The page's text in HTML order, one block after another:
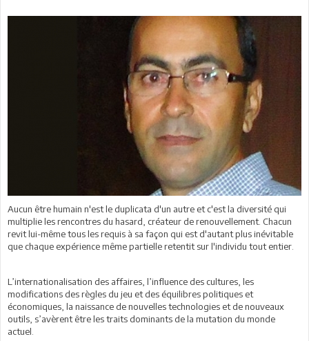
Aucun être humain n'est le duplicata d'un autre et c'est la diversité qui
multiplie les rencontres du hasard, créateur de renouvellement. Chacun
revit lui-même tous les requis à sa façon qui est d'autant plus inévitable
que chaque expérience même partielle retentit sur l'individu tout entier.
L’internationalisation des affaires, l’influence des cultures, les
modifications des règles du jeu et des équilibres politiques et
économiques, la naissance de nouvelles technologies et de nouveaux
outils, s’avèrent être les traits dominants de la mutation du monde
actuel.